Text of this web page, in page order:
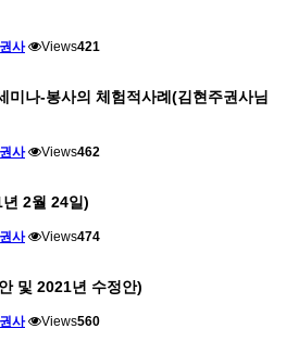
사 Views421
미나-봉사의 체험적사례(김현주권사님
사 Views462
2월 24일)
사 Views474
및 2021년 수정안)
사 Views560